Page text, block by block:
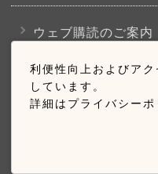
利便性向上およびア
しています。
詳細はプライバシーポ
ウェブ購読のご案内
お問い合わせ